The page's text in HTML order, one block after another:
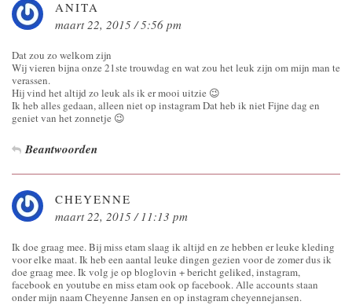
ANITA
maart 22, 2015 / 5:56 pm
Dat zou zo welkom zijn
Wij vieren bijna onze 21ste trouwdag en wat zou het leuk zijn om mijn man te
verassen.
Hij vind het altijd zo leuk als ik er mooi uitzie 😉
Ik heb alles gedaan, alleen niet op instagram Dat heb ik niet Fijne dag en
geniet van het zonnetje 😉
Beantwoorden
CHEYENNE
maart 22, 2015 / 11:13 pm
Ik doe graag mee. Bij miss etam slaag ik altijd en ze hebben er leuke kleding
voor elke maat. Ik heb een aantal leuke dingen gezien voor de zomer dus ik
doe graag mee. Ik volg je op bloglovin + bericht geliked, instagram,
facebook en youtube en miss etam ook op facebook. Alle accounts staan
onder mijn naam Cheyenne Jansen en op instagram cheyennejansen.